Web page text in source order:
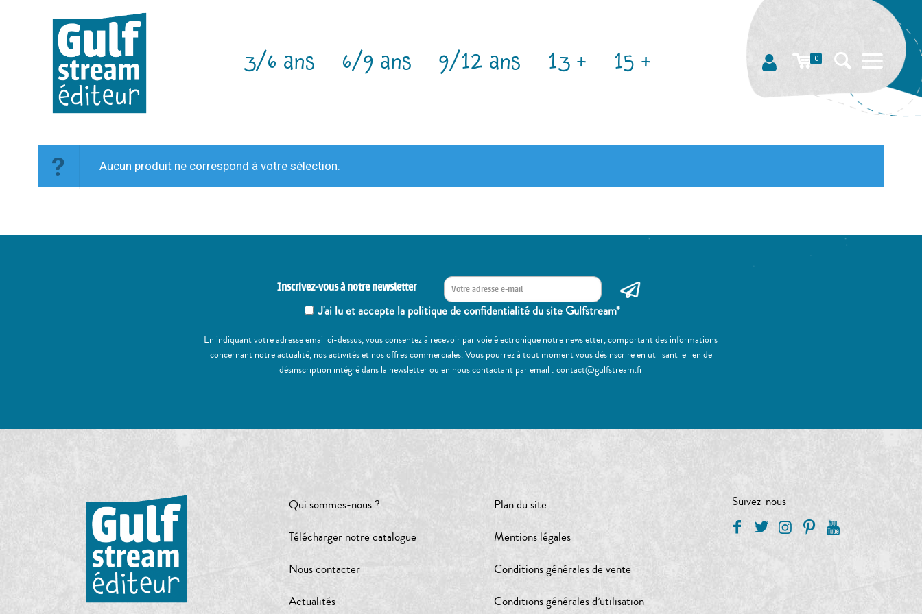
3/6 ans 6/9 ans 9/12 ans 13 + 15 + 0
Aucun produit ne correspond à votre sélection.
Inscrivez-vous à notre newsletter
J'ai lu et accepte la politique de confidentialité du site Gulfstream*
En indiquant votre adresse email ci-dessus, vous consentez à recevoir par voie électronique notre newsletter, comportant des informations
concernant notre actualité, nos activités et nos offres commerciales. Vous pourrez à tout moment vous désinscrire en utilisant le lien de
désinscription intégré dans la newsletter ou en nous contactant par email : contact@gulfstream.fr
Qui sommes-nous ?
Télécharger notre catalogue
Nous contacter
Actualités
Plan du site
Mentions légales
Conditions générales de vente
Conditions générales d’utilisation
Suivez-nous